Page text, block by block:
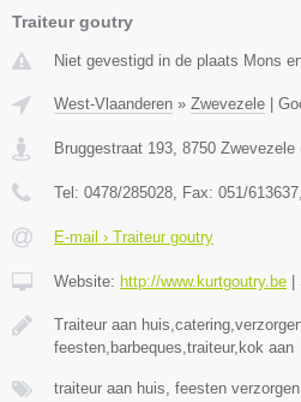
Traiteur goutry
Niet gevestigd in de plaats Mons
West-Vlaanderen » Zwevezele |
Bruggestraat 193 8750 Zwevezele
Tel: 0478/285028 , Fax: 051/613637
E-mail › Traiteur goutry
Website: http://www.kurtgoutry.be |
Traiteur aan
feesten,barbeques,traiteur,kok aan
traiteur aan huis, feesten